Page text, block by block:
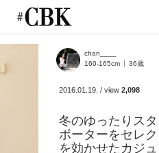
chan____
160-165cm
36歳
2016.01.19. / view 2,098
冬のゆったりス
ボーターをセレ
を効かせたカジ